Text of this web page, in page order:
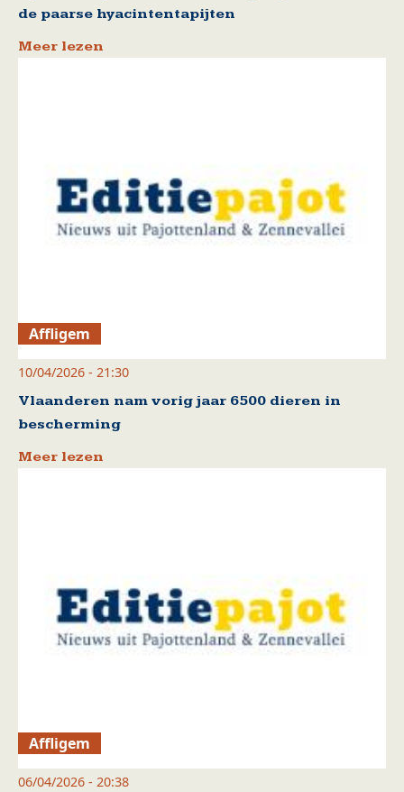
de paarse hyacintentapijten
Meer lezen
Affligem
10/04/2026 - 21:30
Vlaanderen nam vorig jaar 6500 dieren in
bescherming
Meer lezen
Affligem
06/04/2026 - 20:38